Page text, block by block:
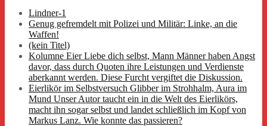
Lindner-1
Genug gefremdelt mit Polizei und Militär: Linke, an die
Waffen!
(kein Titel)
Kolumne Eier Liebe dich selbst, Mann Männer haben Angst
davor, dass durch Quoten ihre Leistungen und Verdienste
aberkannt werden. Diese Furcht vergiftet die Diskussion.
Eierlikör im Selbstversuch Glibber im Strohhalm, Aura im
Mund Unser Autor taucht ein in die Welt des Eierlikörs,
macht ihn sogar selbst und landet schließlich im Kopf von
Markus Lanz. Wie konnte das passieren?